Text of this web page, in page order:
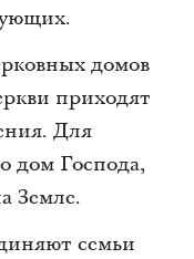
домов
приходят
Для
дом Господа,
Земле.
семьи